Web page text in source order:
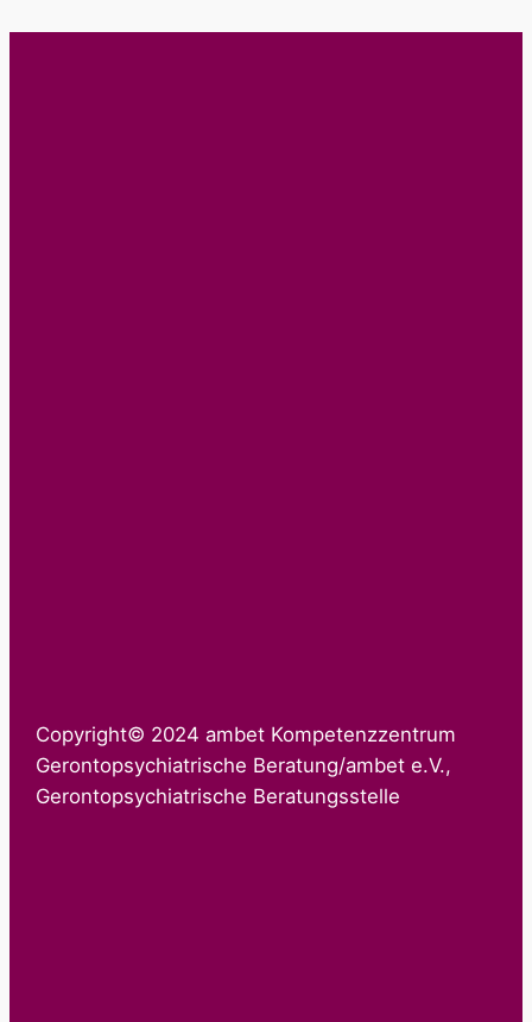
Copyright© 2024 ambet Kompetenzzentrum
Gerontopsychiatrische Beratung/ambet e.V.,
Gerontopsychiatrische Beratungsstelle